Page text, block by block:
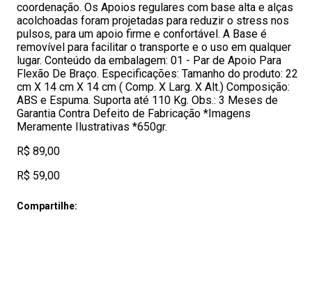
coordenação. Os Apoios regulares com base alta e alças
acolchoadas foram projetadas para reduzir o stress nos
pulsos, para um apoio firme e confortável. A Base é
removível para facilitar o transporte e o uso em qualquer
lugar. Conteúdo da embalagem: 01 - Par de Apoio Para
Flexão De Braço. Especificações: Tamanho do produto: 22
cm X 14 cm X 14 cm ( Comp. X Larg. X Alt.) Composição:
ABS e Espuma. Suporta até 110 Kg. Obs.: 3 Meses de
Garantia Contra Defeito de Fabricação *Imagens
Meramente Ilustrativas *650gr.
R$ 89,00
R$ 59,00
Compartilhe: